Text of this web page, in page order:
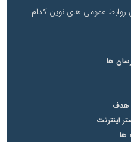
روابط عمومی های نوین کدام
ها
هدف
اینترنت
ها